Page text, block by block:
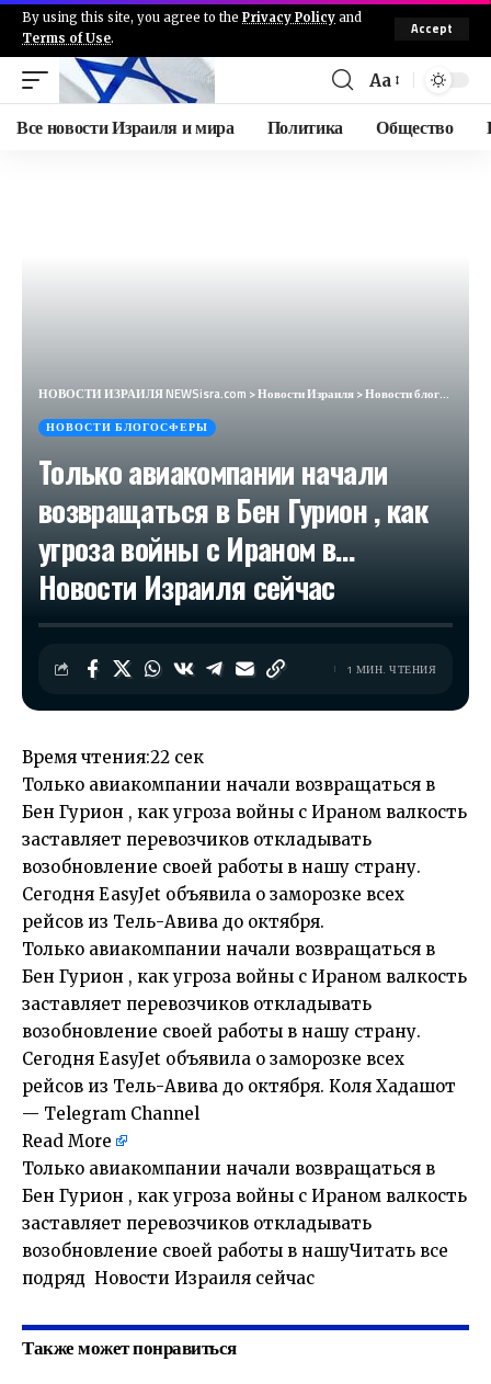
By using this site, you agree to the Privacy Policy and
Terms of Use.
Accept
Aa
Все новости Израиля и мира Политика Общество
НОВОСТИ ИЗРАИЛЯ NEWSisra.com >Новости Израиля>Новости блогосферы
НОВОСТИ БЛОГОСФЕРЫ
Только авиакомпании начали
возвращаться в Бен Гурион , как
угроза войны с Ираном в…​
Новости Израиля сейчас
1 МИН. ЧТЕНИЯ
Время чтения:22 сек
Только авиакомпании начали возвращаться в
Бен Гурион , как угроза войны с Ираном валкость
заставляет перевозчиков откладывать
возобновление своей работы в нашу страну.
Сегодня EasyJet объявила о заморозке всех
рейсов из Тель-Авива до октября.
Только авиакомпании начали возвращаться в
Бен Гурион , как угроза войны с Ираном валкость
заставляет перевозчиков откладывать
возобновление своей работы в нашу страну.
Сегодня EasyJet объявила о заморозке всех
рейсов из Тель-Авива до октября. Коля Хадашот
— Telegram Channel
Read More
Только авиакомпании начали возвращаться в
Бен Гурион , как угроза войны с Ираном валкость
заставляет перевозчиков откладывать
возобновление своей работы в нашуЧитать все
подряд Новости Израиля сейчас
Также может понравиться